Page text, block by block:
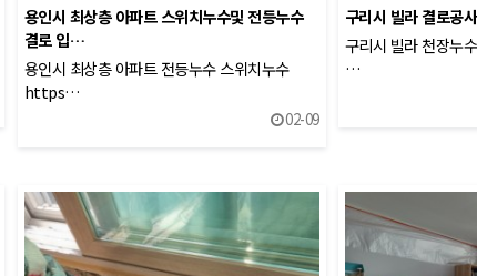
용인시 최상층 아파트 스위치누수및 전등누수
결로 입…
용인시 최상층 아파트 전등누수 스위치누수
https…
02-09
구리시 빌라 결로공
구리시 빌라 천장누
…